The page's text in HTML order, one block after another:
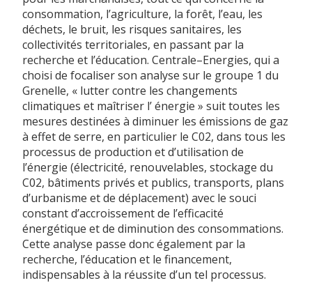
consommation, l’agriculture, la forêt, l’eau, les
déchets, le bruit, les risques sanitaires, les
collectivités territoriales, en passant par la
recherche et l’éducation. Centrale–Energies, qui a
choisi de focaliser son analyse sur le groupe 1 du
Grenelle, « lutter contre les changements
climatiques et maîtriser l’ énergie » suit toutes les
mesures destinées à diminuer les émissions de gaz
à effet de serre, en particulier le C02, dans tous les
processus de production et d’utilisation de
l’énergie (électricité, renouvelables, stockage du
C02, bâtiments privés et publics, transports, plans
d’urbanisme et de déplacement) avec le souci
constant d’accroissement de l’efficacité
énergétique et de diminution des consommations.
Cette analyse passe donc également par la
recherche, l’éducation et le financement,
indispensables à la réussite d’un tel processus.